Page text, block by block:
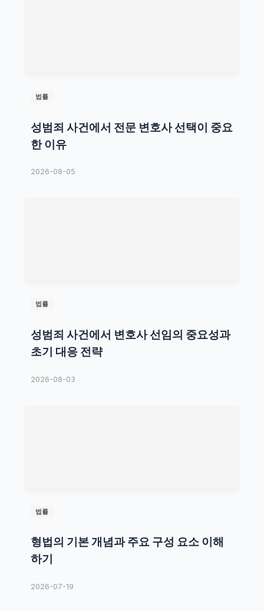
법률
성범죄 사건에서 전문 변호사 선택이 중요
한 이유
2026-08-05
법률
성범죄 사건에서 변호사 선임의 중요성과
초기 대응 전략
2026-08-03
법률
형법의 기본 개념과 주요 구성 요소 이해
하기
2026-07-19